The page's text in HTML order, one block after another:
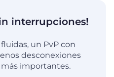
interrupciones!
un PvP con
desconexiones
importantes.